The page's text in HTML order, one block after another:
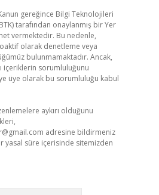
gereğince Bilgi Teknolojileri
tarafından onaylanmış bir Yer
vermektedir. Bu nedenle,
olarak denetleme veya
bulunmamaktadır. Ancak,
içeriklerin sorumluluğunu
üye olarak bu sorumluluğu kabul
aykırı olduğunu
adresine bildirmeniz
yasal süre içerisinde sitemizden